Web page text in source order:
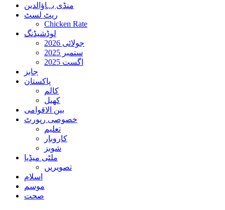
منڈی بہاؤالدین
ریٹ لسٹ
Chicken Rate
لوڈشیڈنگ
جولائی 2026
ستمبر 2025
اگست 2025
جابز
پاکستان
کالم
کھیل
بین الاقوامی
خصوصی رپورٹ
تعلیم
کاروبار
شوبز
ملٹی میڈیا
تصویریں
اسلام
موسم
صحت